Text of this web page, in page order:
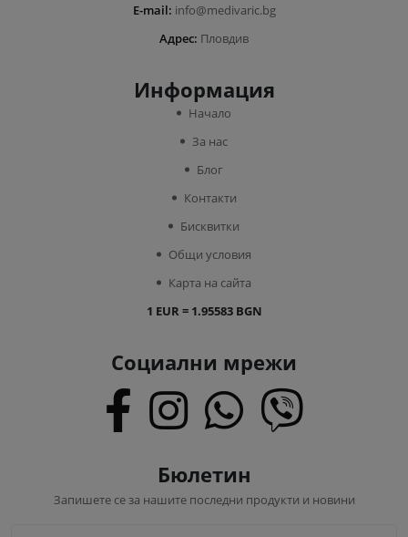
E-mail: info@medivaric.bg
Адрес: Пловдив
Информация
Начало
За нас
Блог
Контакти
Бисквитки
Общи условия
Карта на сайта
1 EUR = 1.95583 BGN
Социални мрежи
Бюлетин
Запишете се за нашите последни продукти и новини